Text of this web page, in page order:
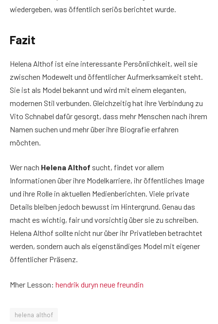
wiedergeben, was öffentlich seriös berichtet wurde.
Fazit
Helena Althof ist eine interessante Persönlichkeit, weil sie
zwischen Modewelt und öffentlicher Aufmerksamkeit steht.
Sie ist als Model bekannt und wird mit einem eleganten,
modernen Stil verbunden. Gleichzeitig hat ihre Verbindung zu
Vito Schnabel dafür gesorgt, dass mehr Menschen nach ihrem
Namen suchen und mehr über ihre Biografie erfahren
möchten.
Wer nach Helena Althof sucht, findet vor allem
Informationen über ihre Modelkarriere, ihr öffentliches Image
und ihre Rolle in aktuellen Medienberichten. Viele private
Details bleiben jedoch bewusst im Hintergrund. Genau das
macht es wichtig, fair und vorsichtig über sie zu schreiben.
Helena Althof sollte nicht nur über ihr Privatleben betrachtet
werden, sondern auch als eigenständiges Model mit eigener
öffentlicher Präsenz.
Mher Lesson: hendrik duryn neue freundin
helena althof